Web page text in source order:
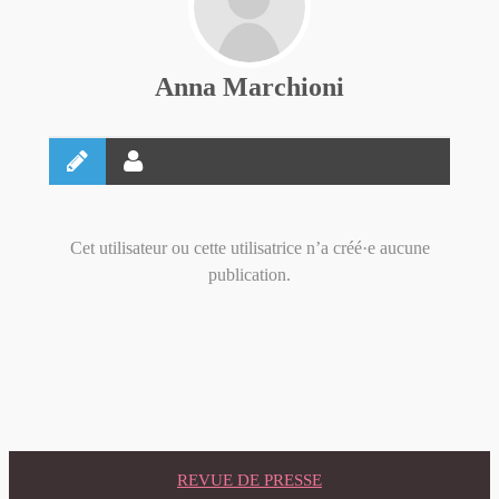
Anna Marchioni
Cet utilisateur ou cette utilisatrice n’a créé·e aucune
publication.
REVUE DE PRESSE